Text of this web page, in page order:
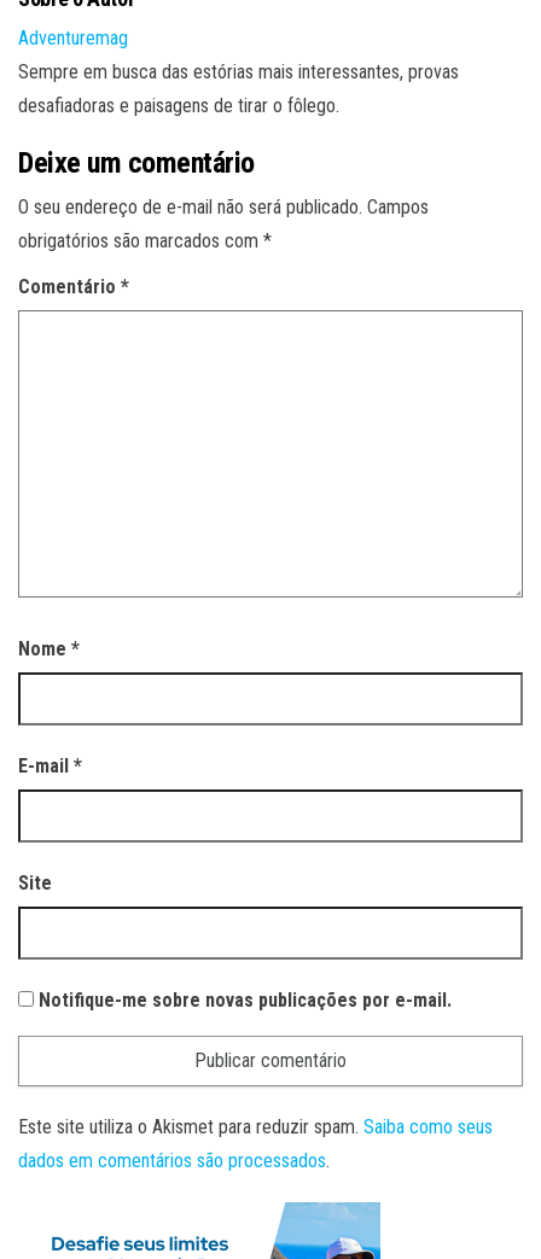
Adventuremag
Sempre em busca das estórias mais interessantes, provas
desafiadoras e paisagens de tirar o fôlego.
Deixe um comentário
O seu endereço de e-mail não será publicado. Campos
obrigatórios são marcados com *
Comentário *
Nome *
E-mail *
Site
Notifique-me sobre novas publicações por e-mail.
Este site utiliza o Akismet para reduzir spam. Saiba como seus
dados em comentários são processados.